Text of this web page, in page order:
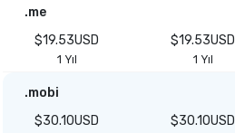
.me
$19.53USD
1 Yıl
$19.53USD
1 Yıl
.mobi
$30.10USD
$30.10USD